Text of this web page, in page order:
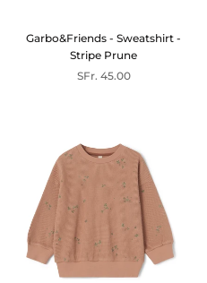
Garbo&Friends - Sweatshirt -
Stripe Prune
SFr. 45.00